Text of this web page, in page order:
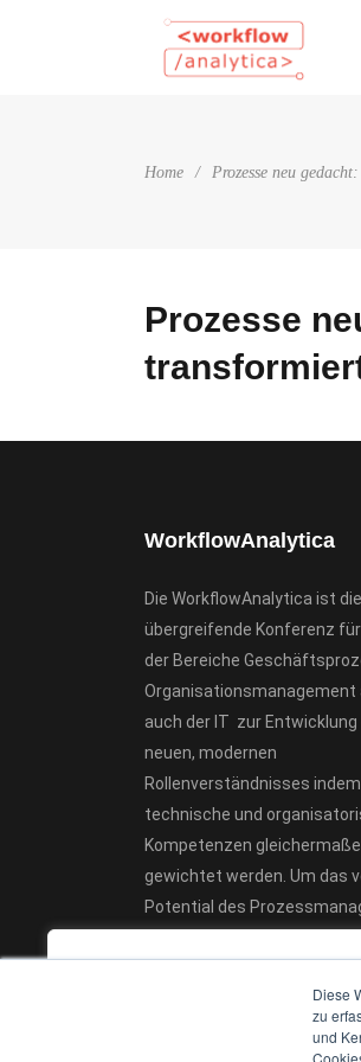
Diese
zu
und
We value your privacy
We use cookies to enhance your
personalised ads or content, and
Home / Prozesse neu
Prozesse
WorkflowAnalytica
Die WorkflowAnalytica ist
übergreifende Konferenz
der Bereiche
Organisationsmanagement
auch der IT zur Entwicklung
neuen, modernen
Rollenverständnisses indem
technische und
Kompetenzen
gewichtet werden. Um das
Potential des